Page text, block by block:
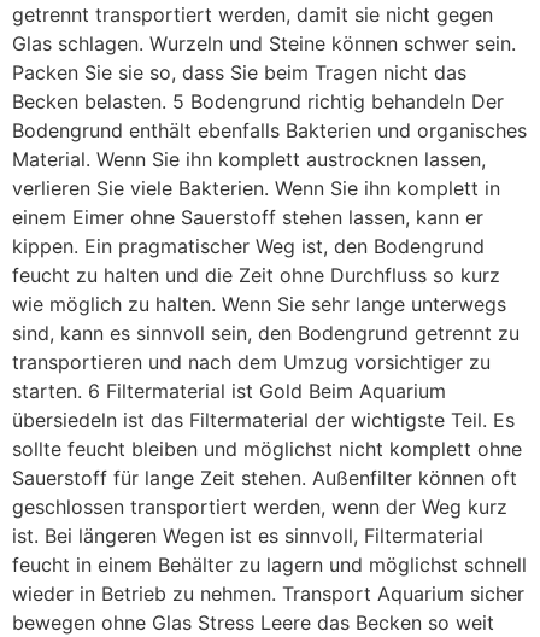
getrennt transportiert werden, damit sie nicht gegen
Glas schlagen. Wurzeln und Steine können schwer sein.
Packen Sie sie so, dass Sie beim Tragen nicht das
Becken belasten. 5 Bodengrund richtig behandeln Der
Bodengrund enthält ebenfalls Bakterien und organisches
Material. Wenn Sie ihn komplett austrocknen lassen,
verlieren Sie viele Bakterien. Wenn Sie ihn komplett in
einem Eimer ohne Sauerstoff stehen lassen, kann er
kippen. Ein pragmatischer Weg ist, den Bodengrund
feucht zu halten und die Zeit ohne Durchfluss so kurz
wie möglich zu halten. Wenn Sie sehr lange unterwegs
sind, kann es sinnvoll sein, den Bodengrund getrennt zu
transportieren und nach dem Umzug vorsichtiger zu
starten. 6 Filtermaterial ist Gold Beim Aquarium
übersiedeln ist das Filtermaterial der wichtigste Teil. Es
sollte feucht bleiben und möglichst nicht komplett ohne
Sauerstoff für lange Zeit stehen. Außenfilter können oft
geschlossen transportiert werden, wenn der Weg kurz
ist. Bei längeren Wegen ist es sinnvoll, Filtermaterial
feucht in einem Behälter zu lagern und möglichst schnell
wieder in Betrieb zu nehmen. Transport Aquarium sicher
bewegen ohne Glas Stress Leere das Becken so weit